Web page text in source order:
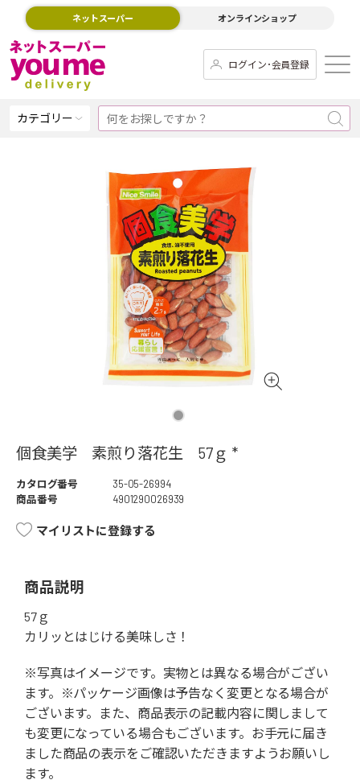
ネットスーパー オンラインショップ
ログイン･会員登録
カテゴリー
個食美学 素煎り落花生 57ｇ *
カタログ番号
35-05-26994
商品番号
4901290026939
マイリストに登録する
商品説明
57ｇ
カリッとはじける美味しさ！
※写真はイメージです。実物とは異なる場合がござい
ます。※パッケージ画像は予告なく変更となる場合が
ございます。また、商品表示の記載内容に関しまして
も変更になっている場合もございます。お手元に届き
ました商品の表示をご確認いただきますようお願いし
ます。